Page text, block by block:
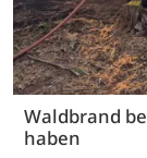
Waldbrand
haben